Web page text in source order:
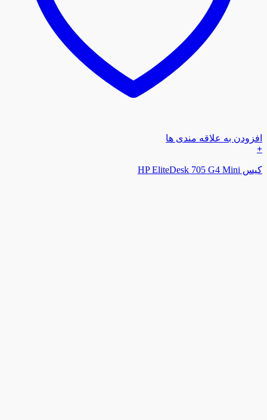
افزودن به علاقه مندی ها
+
کیس HP EliteDesk 705 G4 Mini